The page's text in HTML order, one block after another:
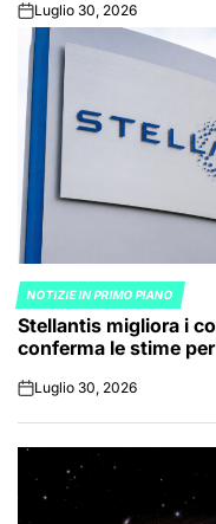
onLuglio 30, 2026
POSTED
IN
NOTIZIE IN PRIMO PIANO
Stellantis migliora i
conferma le stime
onLuglio 30, 2026